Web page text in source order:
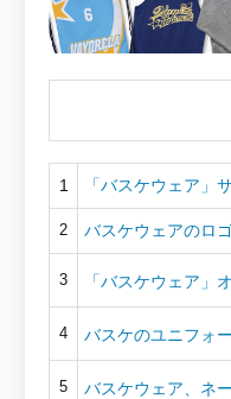
1 「バスケウェア」
2 バスケウェアのロ
3 「バスケウェア」
4 バスケのユニフォ
5 バスケウェア、ネ